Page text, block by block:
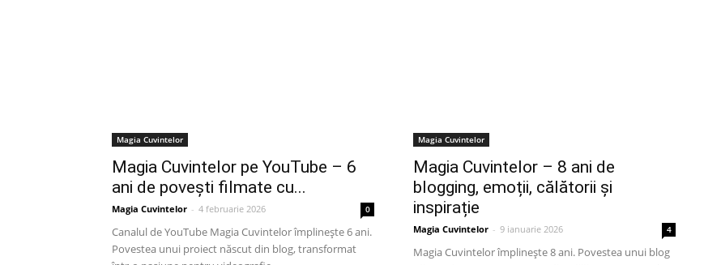
Magia Cuvintelor
Magia Cuvintelor pe YouTube – 6
ani de povești filmate cu...
Magia Cuvintelor - 4 februarie 2026 0
Canalul de YouTube Magia Cuvintelor împlinește 6 ani.
Povestea unui proiect născut din blog, transformat
Magia Cuvintelor
Magia Cuvintelor – 8 ani de
blogging, emoții, călătorii și
inspirație
Magia Cuvintelor - 9 ianuarie 2026 4
Magia Cuvintelor împlinește 8 ani. Povestea unui blog